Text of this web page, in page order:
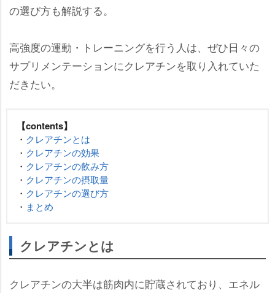
の選び方も解説する。
高強度の運動・トレーニングを行う人は、ぜひ日々の
サプリメンテーションにクレアチンを取り入れていた
だきたい。
【contents】
・ クレアチンとは
・ クレアチンの効果
・ クレアチンの飲み方
・ クレアチンの摂取量
・ クレアチンの選び方
・ まとめ
クレアチンとは
クレアチンの大半は筋肉内に貯蔵されており、エネル